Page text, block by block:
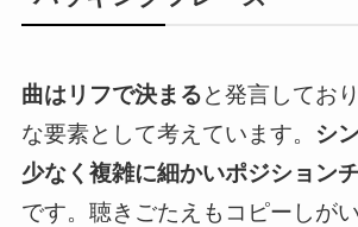
曲はリフで決まると発言してお
な要素として考えています。 シ
少なく複雑に細かいポジション
です。聴きごたえもコピーしが